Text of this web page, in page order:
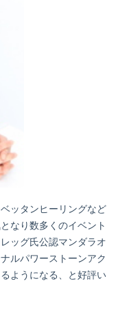
ッタンヒーリングなど
なり数多くのイベント
ッグ氏公認マンダラオ
ルパワーストーンアク
ようになる、と好評い